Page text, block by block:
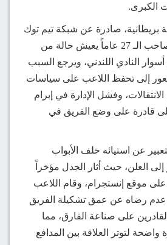
الكبرى.
صادرة عن شبكة تيم توك
العالمية، أن المدافع صاحب الـ 27 عاماً يعيش حالة من
أسوار النادي اللندني، ويرجع السبب
إلى تحفظ اللاعب على سياسات
وفشل الإدارة في إبرام
قادرة على وضع الفريق في
عن استيائه خلف الأبواب
إلى العلن، حيث أثار الجدل مؤخراً
موقع إنستجرام، وقام اللاعب
رضاه عن عمق تشكيلة الفريق
على صناعة الفارق، مما
واضحة لتوتر العلاقة بين المدافع